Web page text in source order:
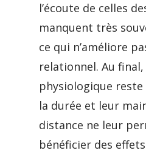
l’écoute de celles
manquent très
ce qui n’améliore
relationnel. Au
physiologique reste
la durée et leur
distance ne leur
bénéficier des